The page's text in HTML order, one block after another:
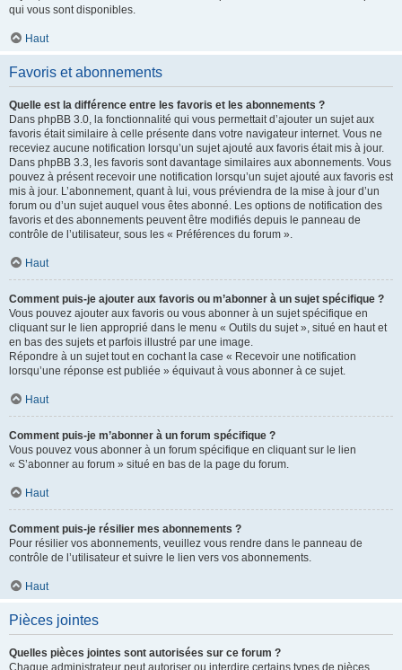
qui vous sont disponibles.
Haut
Favoris et abonnements
Quelle est la différence entre les favoris et les abonnements ?
Dans phpBB 3.0, la fonctionnalité qui vous permettait d’ajouter un sujet aux
favoris était similaire à celle présente dans votre navigateur internet. Vous ne
receviez aucune notification lorsqu’un sujet ajouté aux favoris était mis à jour.
Dans phpBB 3.3, les favoris sont davantage similaires aux abonnements. Vous
pouvez à présent recevoir une notification lorsqu’un sujet ajouté aux favoris est
mis à jour. L’abonnement, quant à lui, vous préviendra de la mise à jour d’un
forum ou d’un sujet auquel vous êtes abonné. Les options de notification des
favoris et des abonnements peuvent être modifiés depuis le panneau de
contrôle de l’utilisateur, sous les « Préférences du forum ».
Haut
Comment puis-je ajouter aux favoris ou m’abonner à un sujet spécifique ?
Vous pouvez ajouter aux favoris ou vous abonner à un sujet spécifique en
cliquant sur le lien approprié dans le menu « Outils du sujet », situé en haut et
en bas des sujets et parfois illustré par une image.
Répondre à un sujet tout en cochant la case « Recevoir une notification
lorsqu’une réponse est publiée » équivaut à vous abonner à ce sujet.
Haut
Comment puis-je m’abonner à un forum spécifique ?
Vous pouvez vous abonner à un forum spécifique en cliquant sur le lien
« S’abonner au forum » situé en bas de la page du forum.
Haut
Comment puis-je résilier mes abonnements ?
Pour résilier vos abonnements, veuillez vous rendre dans le panneau de
contrôle de l’utilisateur et suivre le lien vers vos abonnements.
Haut
Pièces jointes
Quelles pièces jointes sont autorisées sur ce forum ?
Chaque administrateur peut autoriser ou interdire certains types de pièces